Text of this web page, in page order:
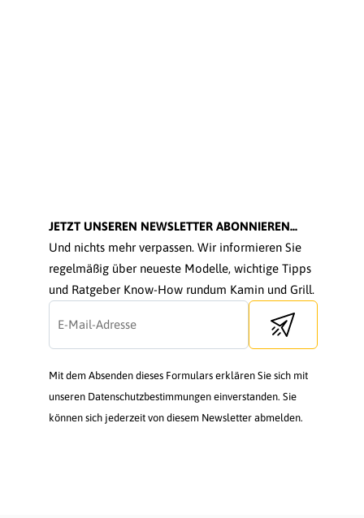
JETZT UNSEREN NEWSLETTER ABONNIEREN...
Und nichts mehr verpassen. Wir informieren Sie
regelmäßig über neueste Modelle, wichtige Tipps
und Ratgeber Know-How rundum Kamin und Grill.
Send newsletter
Mit dem Absenden dieses Formulars erklären Sie sich mit
unseren Datenschutzbestimmungen einverstanden. Sie
können sich jederzeit von diesem Newsletter abmelden.